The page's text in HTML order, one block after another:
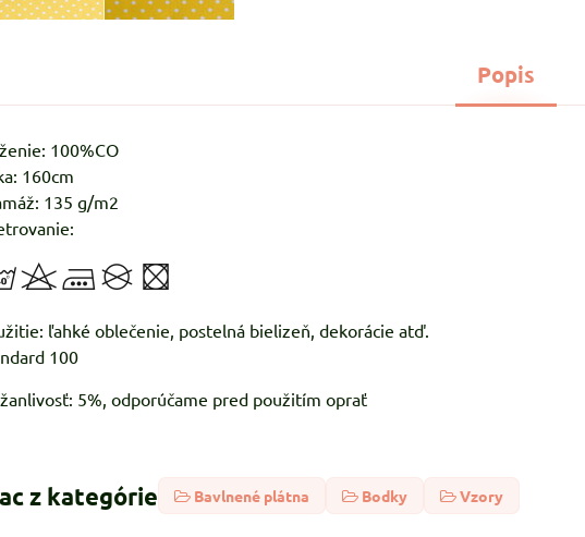
Popis
100%CO
160cm
135 g/m2
ľahké oblečenie, postelná bielizeň,
100
5%, odporúčame pred použitím oprať
z kategórie Bavlnené plátna Bodky Vzory